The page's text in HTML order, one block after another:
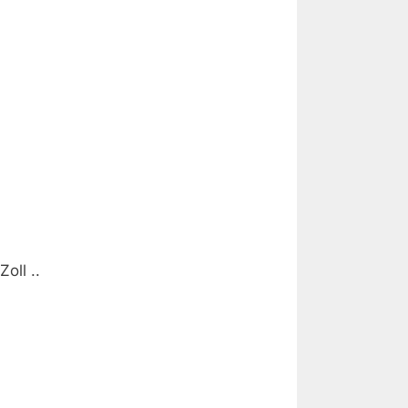
Zoll ..